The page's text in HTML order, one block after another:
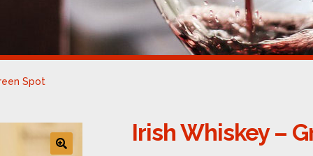
Politique de cookies (UE) Qui sommes nous ?
Spot
Irish Whiskey –